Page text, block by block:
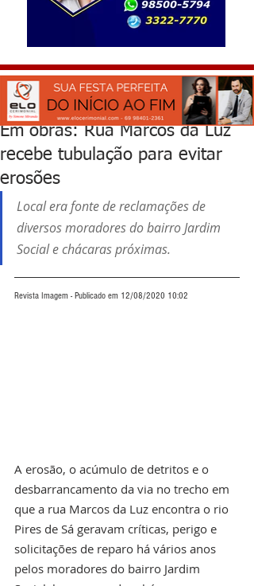
Em obras: Rua Marcos da Luz
recebe tubulação para evitar
erosões
Local era fonte de reclamações de
diversos moradores do bairro Jardim
Social e chácaras próximas.
Revista Imagem - Publicado em 12/08/2020 10:02
A erosão, o acúmulo de detritos e o
desbarrancamento da via no trecho em
que a rua Marcos da Luz encontra o rio
Pires de Sá geravam críticas, perigo e
solicitações de reparo há vários anos
pelos moradores do bairro Jardim